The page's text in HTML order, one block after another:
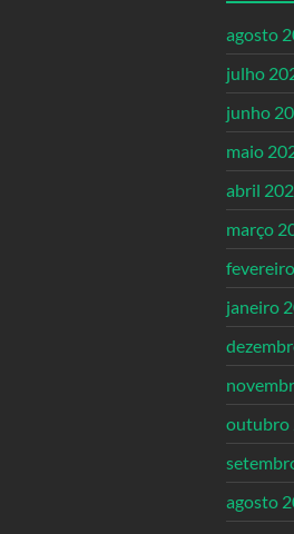
agosto
julho
junho
maio
abril
março
janeiro
outubro
agosto